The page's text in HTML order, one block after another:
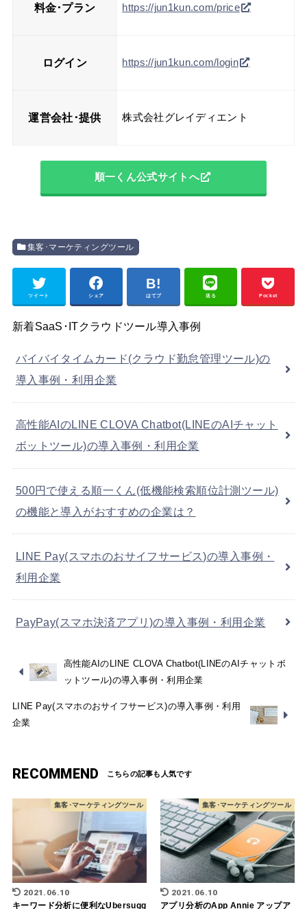
料金･プラン https://jun1kun.com/price
ログイン https://jun1kun.com/login
運営会社･提供 株式会社グレイディエント
順一くん公式サイトへ
集客･マーケティングツール
ツイート シェア はてブ 送る Pocket
新着SaaS･ITクラウドツール導入事例
バイバイタイムカード(クラウド勤怠管理ツール)の
導入事例・利用企業
高性能AIのLINE CLOVA Chatbot(LINEのAIチャット
ボットツール)の導入事例・利用企業
500円で使える順一くん(低機能検索順位計測ツール)
の機能と導入がおすすめの企業は？
LINE Pay(スマホのおサイフサービス)の導入事例・
利用企業
PayPay(スマホ決済アプリ)の導入事例・利用企業
高性能AIのLINE CLOVA Chatbot(LINEのAIチャットボ
ットツール)の導入事例・利用企業
LINE Pay(スマホのおサイフサービス)の導入事例・利用
企業
RECOMMEND
集客･マーケティングツール
2021.06.10
キーワード分析に便利なUbersugg
集客･マーケティングツール
2021.06.10
アプリ分析のApp Annie アップア